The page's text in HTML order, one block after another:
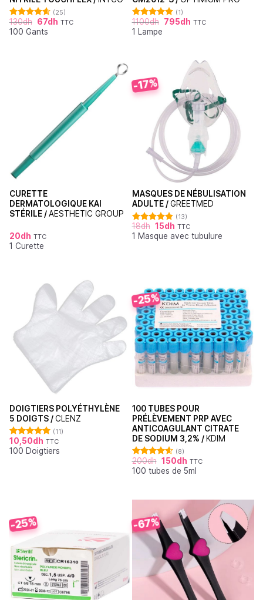
Note4.60
sur 5
(25)
130dh 67dh TTC
100 Gants
Note5.00
sur 5
(1)
1100dh 795dh TTC
1 Lampe
CURETTE
DERMATOLOGIQUE KAI
STÉRILE /AESTHETIC GROUP
20dh TTC
1 Curette
-17%
MASQUES DE NÉBULISATION
ADULTE /GREETMED
Note
4.85
sur 5
(13)
18dh 15dh TTC
1 Masque avec tubulure
DOIGTIERS POLYÉTHYLÈNE
5 DOIGTS /CLENZ
Note5.00
sur 5
(11)
10,50dh TTC
100 Doigtiers
-25%
100 TUBES POUR
PRÉLÈVEMENT PRP AVEC
ANTICOAGULANT CITRATE
DE SODIUM 3,2% / KDIM
Note4.63
sur 5
(8)
200dh 150dh TTC
100 tubes de 5ml
-25% -67%